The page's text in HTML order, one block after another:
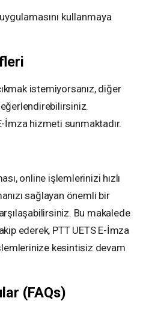
kullanmaya
istemiyorsanız, diğer
İmza hizmeti sunmaktadır.
online işlemlerinizi hızlı
sağlayan önemli bir
Bu makalede
ederek, PTT UETS E-İmza
kesintisiz devam
(FAQs)